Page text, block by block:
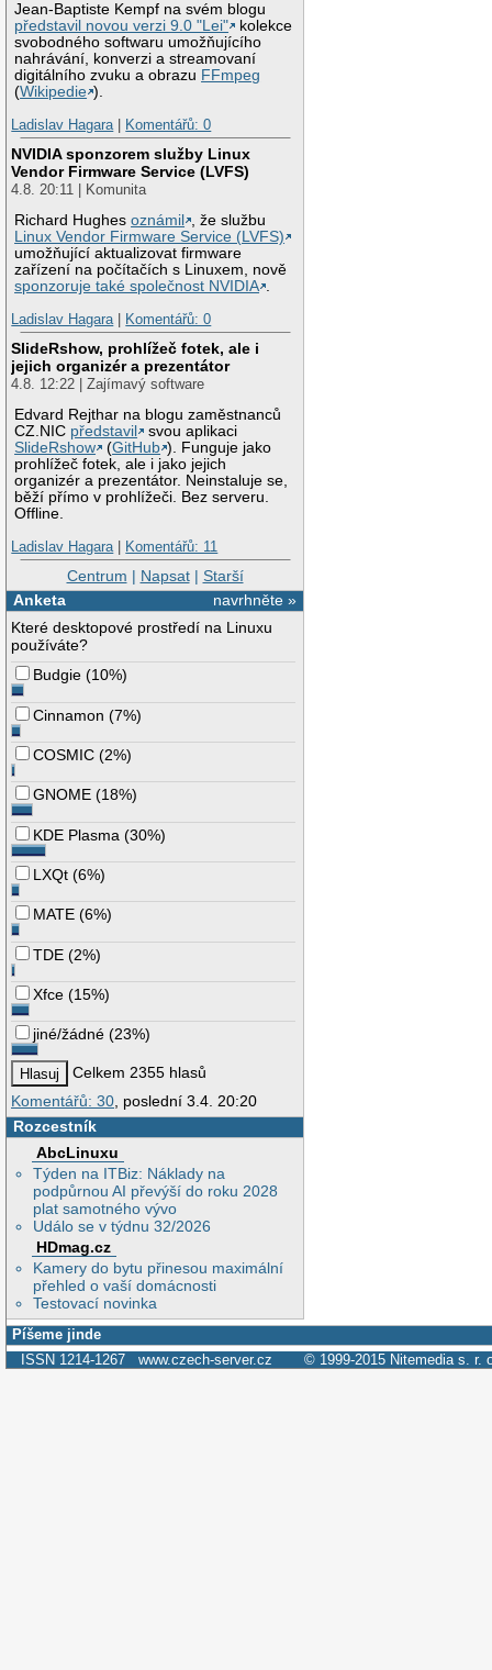
Jean-Baptiste Kempf na svém blogu
představil novou verzi 9.0 "Lei"
kolekce
svobodného softwaru umožňujícího
nahrávání, konverzi a streamovaní
digitálního zvuku a obrazu FFmpeg
(Wikipedie ).
Ladislav Hagara| Komentářů: 0
NVIDIA sponzorem služby Linux
Vendor Firmware Service (LVFS)
4.8. 20:11 | Komunita
Richard Hughesoznámil
, že službu
Linux Vendor Firmware Service (LVFS)
umožňující aktualizovat firmware
zařízení na počítačích s Linuxem, nově
sponzoruje také společnost NVIDIA .
Ladislav Hagara| Komentářů: 0
SlideRshow, prohlížeč fotek, ale i
jejich organizér a prezentátor
4.8. 12:22 | Zajímavý software
Edvard Rejthar na blogu zaměstnanců
CZ.NIC představil
svou aplikaci
SlideRshow
(GitHub ). Funguje jako
prohlížeč fotek, ale i jako jejich
organizér a prezentátor. Neinstaluje se,
běží přímo v prohlížeči. Bez serveru.
Offline.
Ladislav Hagara| Komentářů: 11
Centrum | Napsat| Starší
navrhněte »
Anketa
Které desktopové prostředí na Linuxu
používáte?
Budgie (10%)
Cinnamon (7%)
COSMIC (2%)
GNOME (18%)
KDE Plasma (30%)
LXQt (6%)
MATE (6%)
TDE (2%)
Xfce (15%)
jiné/žádné (23%)
Celkem 2355 hlasů
Komentářů: 30 , poslední 3.4. 20:20
Rozcestník
AbcLinuxu
Týden na ITBiz: Náklady na
podpůrnou AI převýší do roku 2028
plat samotného vývo
Událo se v týdnu 32/2026
HDmag.cz
Kamery do bytu přinesou maximální
přehled o vaší domácnosti
Testovací novinka
Píšeme jinde
ISSN 1214-1267 www.czech-server.cz © 1999-2015 Nitemedia s. r.